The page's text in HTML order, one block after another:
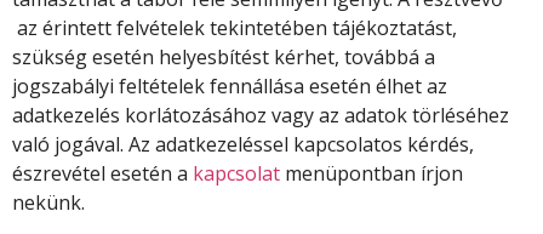
az érintett felvételek tekintetében tájékoztatást,
szükség esetén helyesbítést kérhet, továbbá a
jogszabályi feltételek fennállása esetén élhet az
adatkezelés korlátozásához vagy az adatok törléséhez
való jogával. Az adatkezeléssel kapcsolatos kérdés,
észrevétel esetén a kapcsolat menüpontban írjon
nekünk.